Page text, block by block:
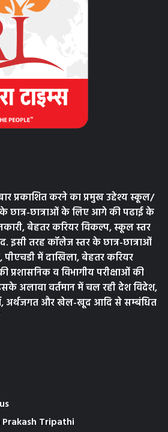
प्रकाशित करने का प्रमुख उद्देश्य स्कूल/
छात्र-छात्राओं के लिए आगे की पढाई के
बेहतर करियर विकल्प, स्कूल स्तर
इसी तरह कॉलेज स्तर के छात्र-छात्राओं
पीएचडी में दाखिला, बेहतर करियर
प्रशासनिक व विभागीय परीक्षाओं की
अलावा वर्तमान में चल रही देश विदेश,
अर्थजगत और खेल-खूद आदि से सम्बंधित
Tripathi